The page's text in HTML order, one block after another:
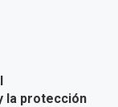
la protección